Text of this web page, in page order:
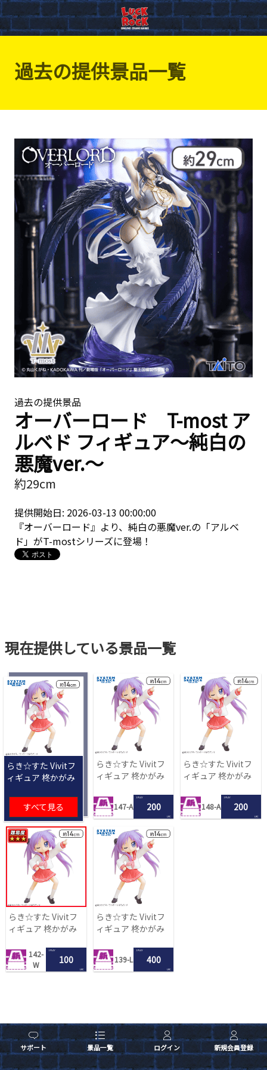
サポート 景品一覧 ログイン 新規会員登録
過去の提供景品一覧
過去の提供景品
オーバーロード T-most ア
ルベド フィギュア～純白の
悪魔ver.～
約29cm
提供開始日: 2026-03-13 00:00:00
『オーバーロード』より、純白の悪魔ver.の「アルベ
ド」がT-mostシリーズに登場！
現在提供している景品一覧
らき☆すた Vivitフ
ィギュア 柊かがみ
すべて見る
らき☆すた Vivitフ
ィギュア 柊かがみ
147-A
1 PLAY
200
LRC
らき☆すた Vivitフ
ィギュア 柊かがみ
148-A
1 PLAY
200
LRC
らき☆すた Vivitフ
ィギュア 柊かがみ
142-
W
1 PLAY
100
LRC
らき☆すた Vivitフ
ィギュア 柊かがみ
139-L
1 PLAY
400
LRC